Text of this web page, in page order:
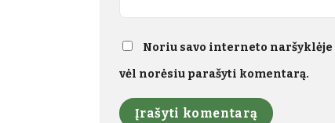
Noriu savo interneto
vėl norėsiu parašyti komentarą.